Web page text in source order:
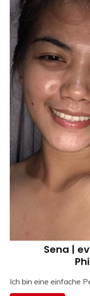
Sena |
Ich bin eine einfache